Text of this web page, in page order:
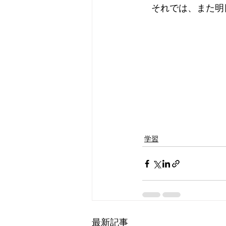
それでは、また明
学習
最新記事